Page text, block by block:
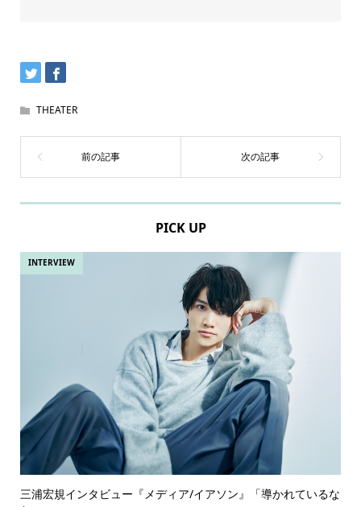
THEATER
PICK UP
INTERVIEW
三浦宏規インタビュー『メディア/イアソン』「導かれているな